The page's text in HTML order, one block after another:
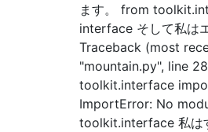
ます。 from
interface そして私は
Traceback (most
"mountain.py", line
toolkit.interface
ImportError: No
toolkit.interface 私は